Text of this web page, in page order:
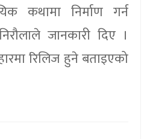
कथामा निर्माण गर्न
जानकारी दिए ।
रिलिज हुने बताइएको